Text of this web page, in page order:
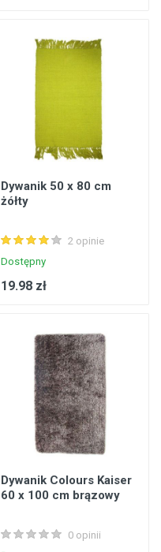
Dywanik 50 x 80 cm
żółty
2 opinie
Dostępny
19.98 zł
Dywanik Colours Kaiser
60 x 100 cm brązowy
0 opinii